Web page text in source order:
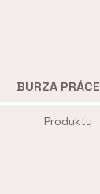
Produkty
BURZA PRÁCE